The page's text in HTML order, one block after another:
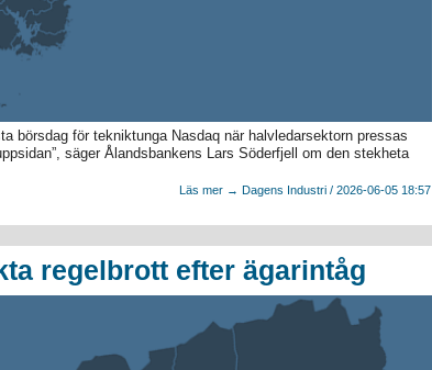
börsdag för tekniktunga Nasdaq när halvledarsektorn pressas
säger Ålandsbankens Lars Söderfjell om den stekheta
Läs mer → Dagens Industri / 2026-06-05 18:57
regelbrott efter ägarintåg